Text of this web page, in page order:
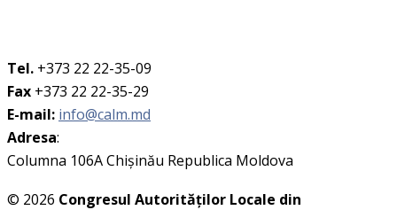
Tel. +373 22 22-35-09
Fax +373 22 22-35-29
E-mail: info@calm.md
Adresa:
Columna 106A Chişinău Republica Moldova
© 2026 Congresul Autorităţilor Locale din